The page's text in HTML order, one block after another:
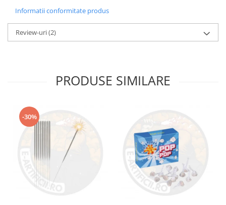
Informatii conformitate produs
Review-uri(2)
PRODUSE SIMILARE
-30%